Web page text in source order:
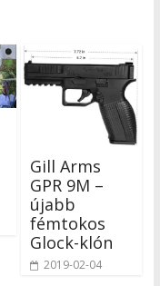
Gill Arms
GPR 9M –
újabb
fémtokos
Glock-klón
2019-02-04